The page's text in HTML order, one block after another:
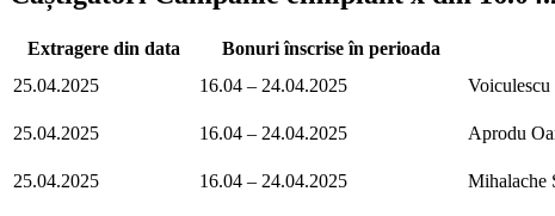
Extragere din data Bonuri înscrise în perioada
25.04.2025
16.04 – 24.04.2025 Voiculescu
25.04.2025
16.04 – 24.04.2025 Aprodu
25.04.2025
16.04 – 24.04.2025 Mihalache